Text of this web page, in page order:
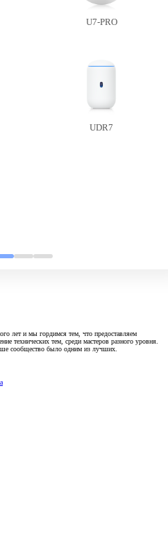
U7-PRO
UDR7
лет и мы гордимся тем, что предоставляем
технических тем, среди мастеров разного уровня.
сообщество было одним из лучших.